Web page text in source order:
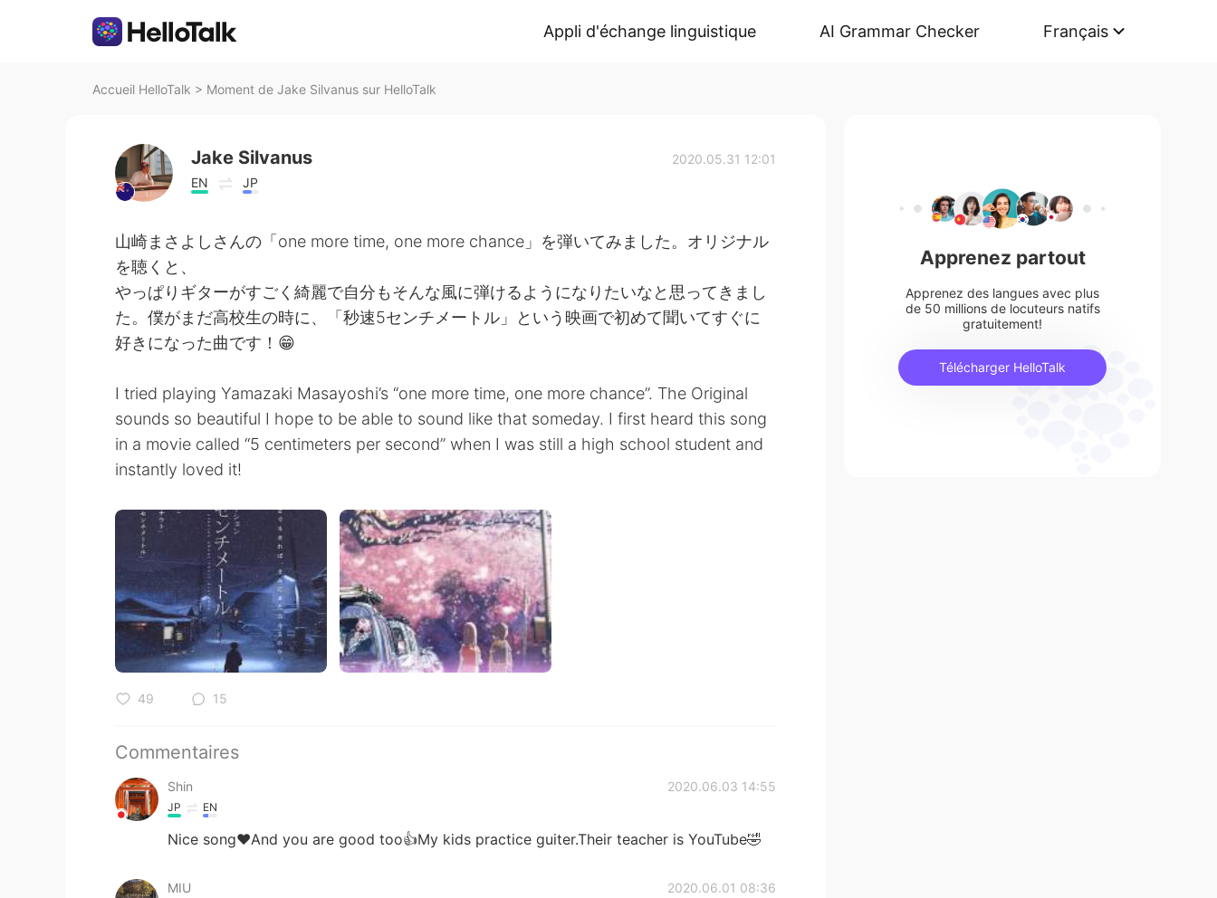
Appli d'échange linguistique AI Grammar Checker Français
Accueil HelloTalk > Moment de Jake Silvanus sur HelloTalk
Jake Silvanus
EN JP
2020.05.31 12:01
山崎まさよしさんの「one more time, one more chance」を弾いてみました。オリジナル
を聴くと、
やっぱりギターがすごく綺麗で自分もそんな風に弾けるようになりたいなと思ってきまし
た。僕がまだ高校生の時に、「秒速5センチメートル」という映画で初めて聞いてすぐに
好きになった曲です！😁
I tried playing Yamazaki Masayoshi’s “one more time, one more chance”. The Original
sounds so beautiful I hope to be able to sound like that someday. I first heard this song
in a movie called “5 centimeters per second” when I was still a high school student and
instantly loved it!
49 15
Commentaires
Shin 2020.06.03 14:55
JP EN
Nice song❤️And you are good too👍My kids practice guiter.Their teacher is YouTube🤣
MIU 2020.06.01 08:36
Apprenez partout
Apprenez des langues avec plus
de 50 millions de locuteurs natifs
gratuitement!
Télécharger HelloTalk